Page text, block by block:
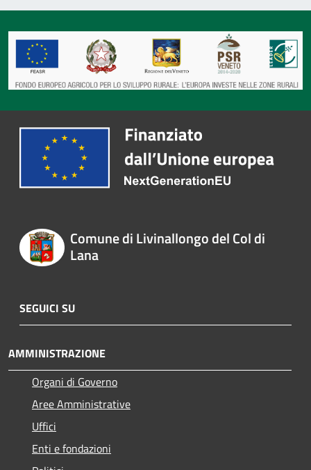
Comune di Livinallongo del Col di
Lana
SEGUICI SU
AMMINISTRAZIONE
Organi di Governo
Aree Amministrative
Uffici
Enti e fondazioni